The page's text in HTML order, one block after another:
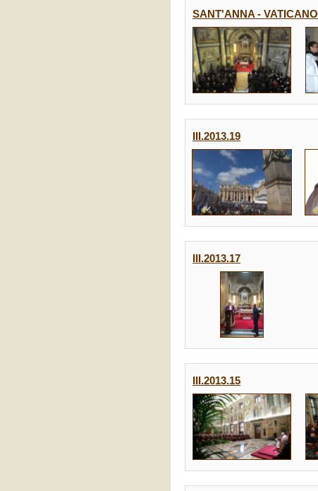
SANT'ANNA - VATICANO
19.III.2013
17.III.2013
15.III.2013